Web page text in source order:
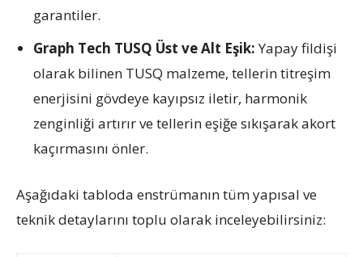
garantiler.
Graph Tech TUSQ Üst ve Alt Eşik:Yapay fildişi
olarak bilinen TUSQ malzeme, tellerin titreşim
enerjisini gövdeye kayıpsız iletir, harmonik
zenginliği artırır ve tellerin eşiğe sıkışarak akort
kaçırmasını önler.
Aşağıdaki tabloda enstrümanın tüm yapısal ve
teknik detaylarını toplu olarak inceleyebilirsiniz: